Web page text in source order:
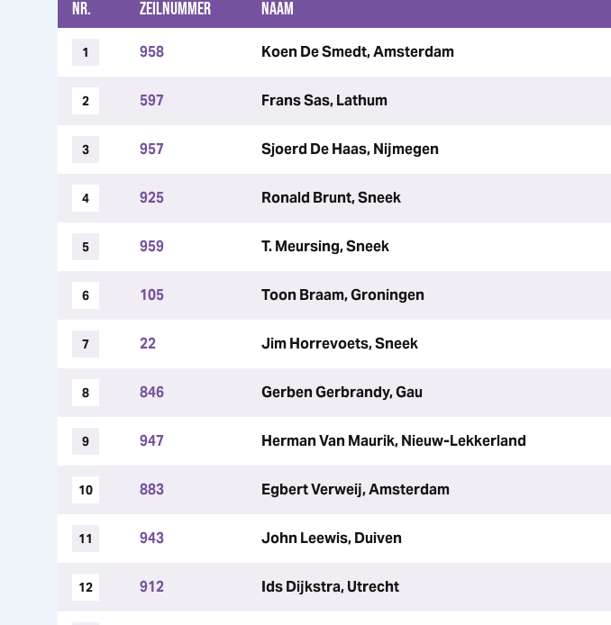
NR. ZEILNUMMER NAAM
1 958 Koen De Smedt, Amsterdam
2 597 Frans Sas, Lathum
3 957 Sjoerd De Haas, Nijmegen
4 925 Ronald Brunt, Sneek
5 959 T. Meursing, Sneek
6 105 Toon Braam, Groningen
7 22 Jim Horrevoets, Sneek
8 846 Gerben Gerbrandy, Gau
9 947 Herman Van Maurik, Nieuw-Lekkerland
10 883 Egbert Verweij, Amsterdam
11 943 John Leewis, Duiven
12 912 Ids Dijkstra, Utrecht